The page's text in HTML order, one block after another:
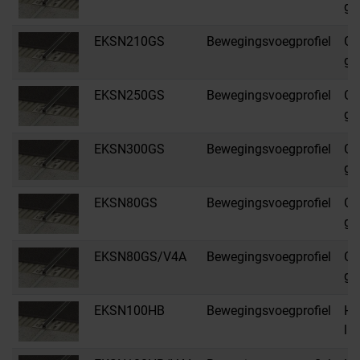
EKSN210GS Bewegingsvoegprofiel
EKSN250GS Bewegingsvoegprofiel
EKSN300GS Bewegingsvoegprofiel
EKSN80GS Bewegingsvoegprofiel
EKSN80GS/V4A Bewegingsvoegprofiel
EKSN100HB Bewegingsvoegprofiel